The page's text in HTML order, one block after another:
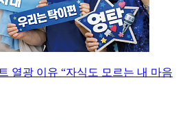
열광 이유 “자식도 모르는 내 마음